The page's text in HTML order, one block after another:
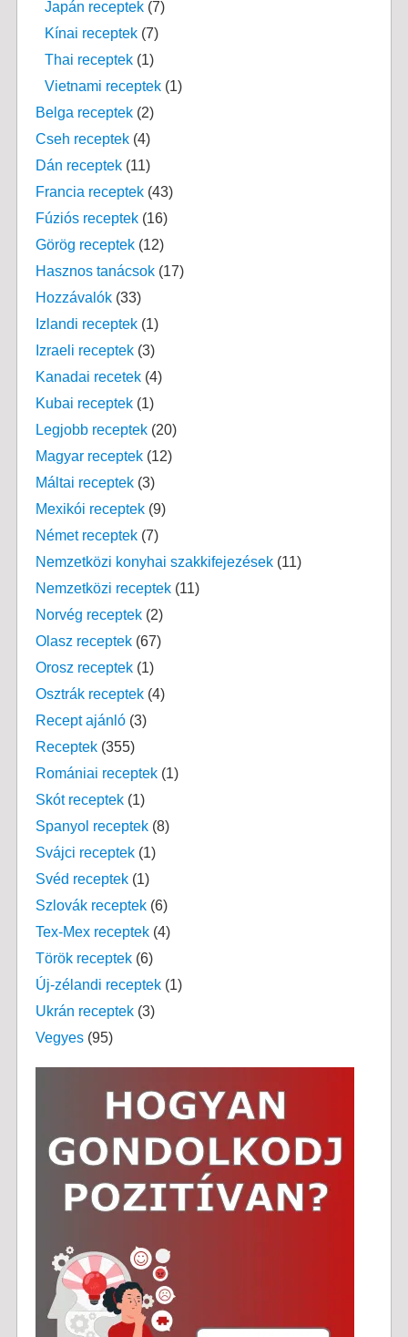
Japán receptek(7)
Kínai receptek(7)
Thai receptek(1)
Vietnami receptek(1)
Belga receptek(2)
Cseh receptek(4)
Dán receptek(11)
Francia receptek(43)
Fúziós receptek(16)
Görög receptek(12)
Hasznos tanácsok(17)
Hozzávalók(33)
Izlandi receptek(1)
Izraeli receptek(3)
Kanadai recetek(4)
Kubai receptek(1)
Legjobb receptek(20)
Magyar receptek(12)
Máltai receptek(3)
Mexikói receptek(9)
Német receptek(7)
Nemzetközi konyhai szakkifejezések(11)
Nemzetközi receptek(11)
Norvég receptek(2)
Olasz receptek(67)
Orosz receptek(1)
Osztrák receptek(4)
Recept ajánló(3)
Receptek(355)
Romániai receptek(1)
Skót receptek(1)
Spanyol receptek(8)
Svájci receptek(1)
Svéd receptek(1)
Szlovák receptek(6)
Tex-Mex receptek(4)
Török receptek(6)
Új-zélandi receptek(1)
Ukrán receptek(3)
Vegyes(95)